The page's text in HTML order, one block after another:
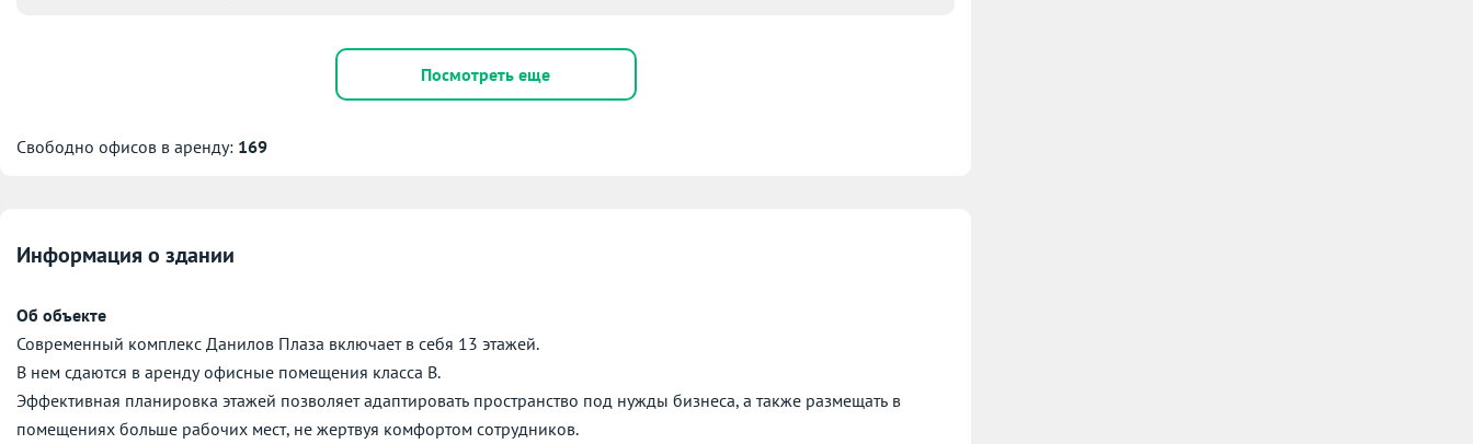
Посмотреть еще
Свободно офисов в аренду: 169
Информация о здании
Об объекте
Современный комплекс Данилов Плаза включает в себя 13 этажей.
В нем сдаются в аренду офисные помещения класса B.
Эффективная планировка этажей позволяет адаптировать пространство под нужды бизнеса, а также размещать в
помещениях больше рабочих мест, не жертвуя комфортом сотрудников.